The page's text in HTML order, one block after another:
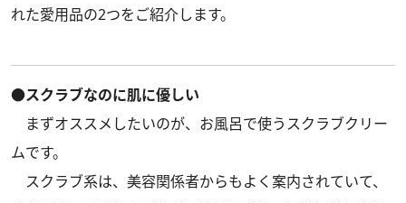
れた愛用品の2つをご紹介します。
●スクラブなのに肌に優しい
まずオススメしたいのが、お風呂で使うスクラブクリー
ムです。
スクラブ系は、美容関係者からもよく案内されていて、